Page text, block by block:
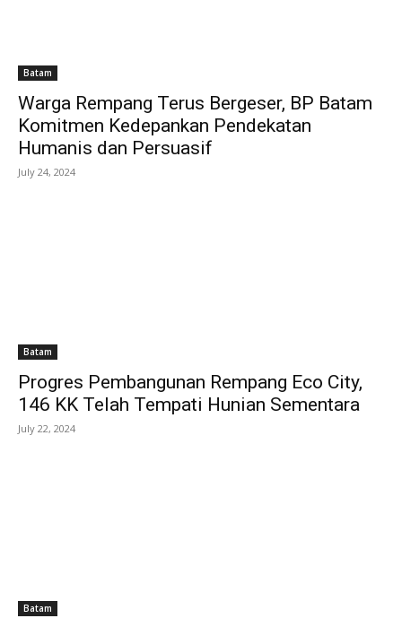
Batam
Warga Rempang Terus Bergeser, BP Batam
Komitmen Kedepankan Pendekatan
Humanis dan Persuasif
July 24, 2024
Batam
Progres Pembangunan Rempang Eco City,
146 KK Telah Tempati Hunian Sementara
July 22, 2024
Batam